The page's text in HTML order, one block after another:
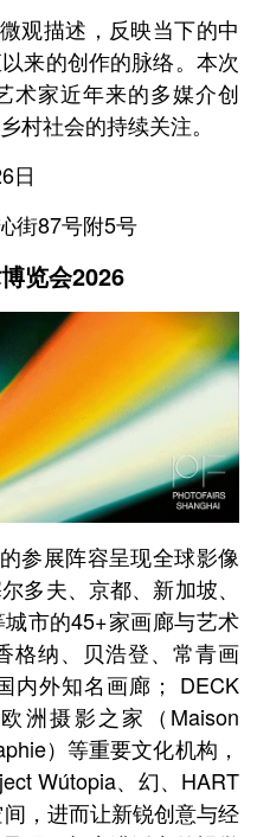
观描述，反映当下的中
来的创作的脉络。本次
术家近年来的多媒介创
村社会的持续关注。
日
街87号附5号
览会2026
参展阵容呈现全球影像
多夫、京都、新加坡、
市的45+家画廊与艺术
格纳、贝浩登、常青画
内外知名画廊； DECK
洲摄影之家（Maison
）等重要文化机构，
Wútopia、幻、HART
，进而让新锐创意与经